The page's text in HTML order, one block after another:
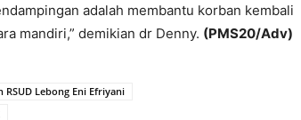
adalah membantu korban kembali
mandiri,” demikian dr Denny. (PMS20/Adv)
RSUD Lebong Eni Efriyani